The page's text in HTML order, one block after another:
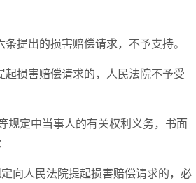
提出的损害赔偿请求，不予支持。
损害赔偿请求的，人民法院不予受
规定中当事人的有关权利义务，书面
向人民法院提起损害赔偿请求的，必